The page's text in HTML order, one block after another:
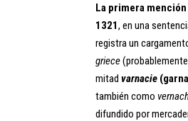
La primera
1321, en una
registra un
griece
mitadvarnacie
también como
difundido por